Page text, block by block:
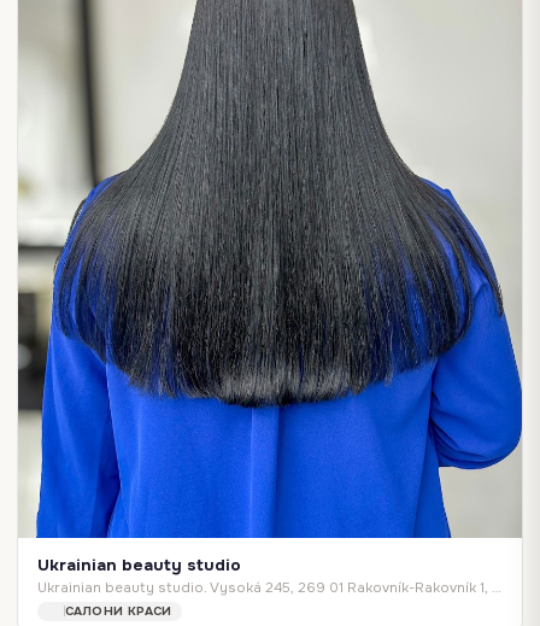
Ukrainian beauty studio
Ukrainian beauty studio. Vysoká 245, 269 01 Rakovník-Rakovník 1, Czechia
САЛОНИ КРАСИ